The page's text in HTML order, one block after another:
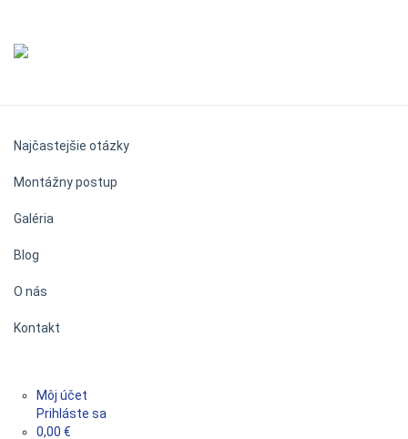
Najčastejšie otázky
Montážny postup
Galéria
Blog
O nás
Kontakt
Môj účet
Prihláste sa
0,00 €